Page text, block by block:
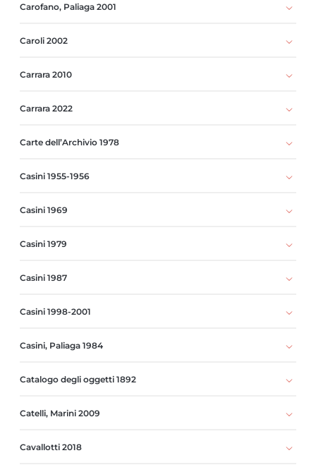
Carofano, Paliaga 2001
Caroli 2002
Carrara 2010
Carrara 2022
Carte dell’Archivio 1978
Casini 1955-1956
Casini 1969
Casini 1979
Casini 1987
Casini 1998-2001
Casini, Paliaga 1984
Catalogo degli oggetti 1892
Catelli, Marini 2009
Cavallotti 2018